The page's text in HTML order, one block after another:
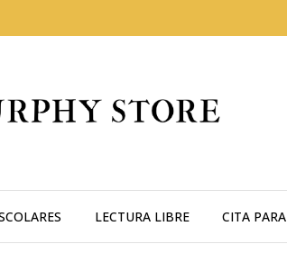
LECTURA LIBRE CITA